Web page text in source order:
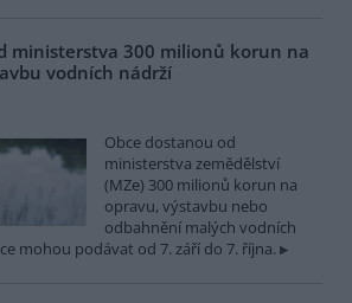
ministerstva 300 milionů korun na
vodních nádrží
Obce dostanou od
ministerstva zemědělství
(MZe) 300 milionů korun na
opravu, výstavbu nebo
odbahnění malých vodních
mohou podávat od 7. září do 7. října.